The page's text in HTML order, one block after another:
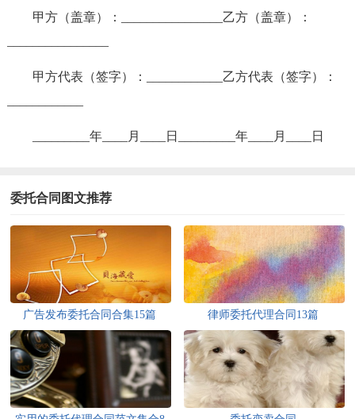
甲方（盖章）：________________乙方（盖章）：
甲方代表（签字）：____________乙方代表（签字）：
_________年____月____日_________年____月____日
委托合同图文推荐
广告发布委托合同合集15篇 律师委托代理合同13篇